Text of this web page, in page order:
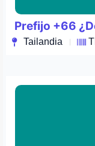
Prefijo +66
Tailandia